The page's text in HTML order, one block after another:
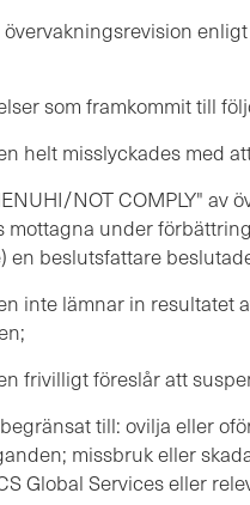
som framkommit till
helt misslyckades med
NOT COMPLY" av
mottagna under
en beslutsfattare
inte lämnar in resultatet
frivilligt föreslår att
till: ovilja eller
missbruk eller
Global Services eller